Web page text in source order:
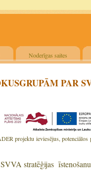
Noderīgas saites
PAR
projektu ieviesējus, potenciālos
stratēģijas